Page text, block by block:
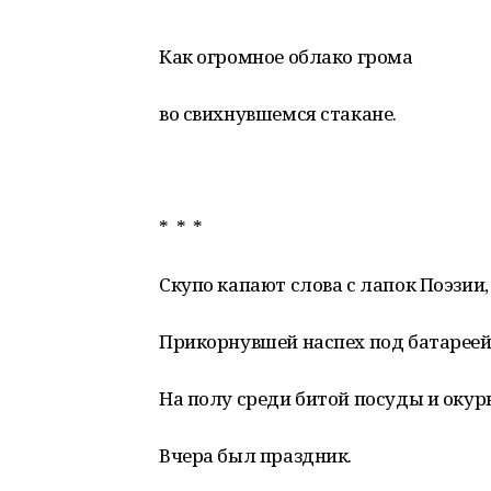
Как огромное облако грома
во свихнувшемся стакане.
* * *
Скупо капают слова с лапок Поэзии,
Прикорнувшей наспех под батареей
На полу среди битой посуды и
Вчера был праздник.